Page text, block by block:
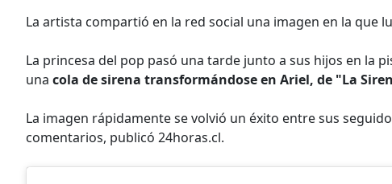
La artista compartió en la red social una imagen en la que
La princesa del pop pasó una tarde junto a sus hijos en la
una cola de sirena transformándose en Ariel, de "La
La imagen rápidamente se volvió un éxito entre sus
comentarios, publicó 24horas.cl.